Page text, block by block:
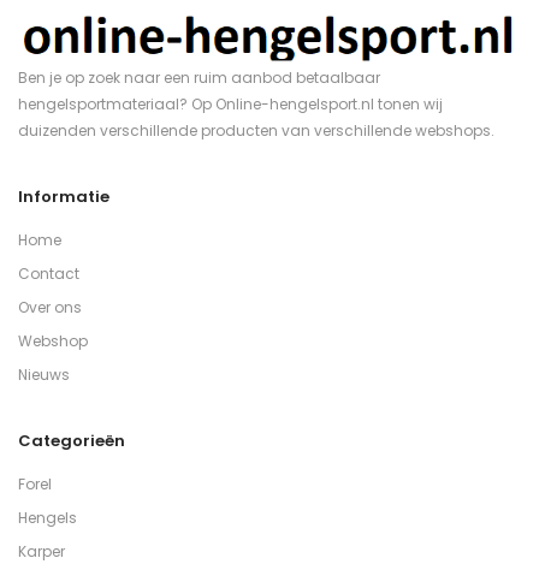
Ben je op zoek naar een ruim aanbod betaalbaar
hengelsportmateriaal? Op Online-hengelsport.nl tonen wij
duizenden verschillende producten van verschillende webshops.
Informatie
Home
Contact
Over ons
Webshop
Nieuws
Categorieën
Forel
Hengels
Karper